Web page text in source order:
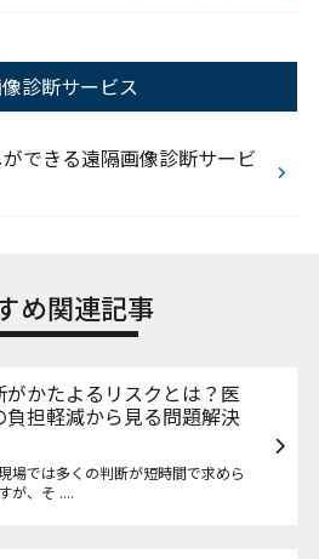
診断サービス
できる遠隔画像診断サービ
め関連記事
がかたよるリスクとは？医
負担軽減から見る問題解決
場では多くの判断が短時間で求めら
が、そ ....